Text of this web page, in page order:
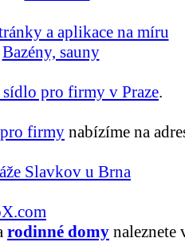
a aplikace na míru
Bazény, sauny
pro firmy v Praze.
firmy nabízíme na
Slavkov u Brna
rodinné domy naleznete